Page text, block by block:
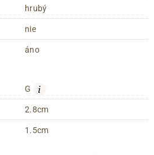
hrubý
nie
áno
G i
2.8cm
1.5cm